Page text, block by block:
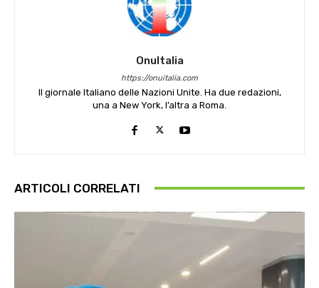
OnuItalia
https://onuitalia.com
Il giornale Italiano delle Nazioni Unite. Ha due redazioni,
una a New York, l’altra a Roma.
ARTICOLI CORRELATI